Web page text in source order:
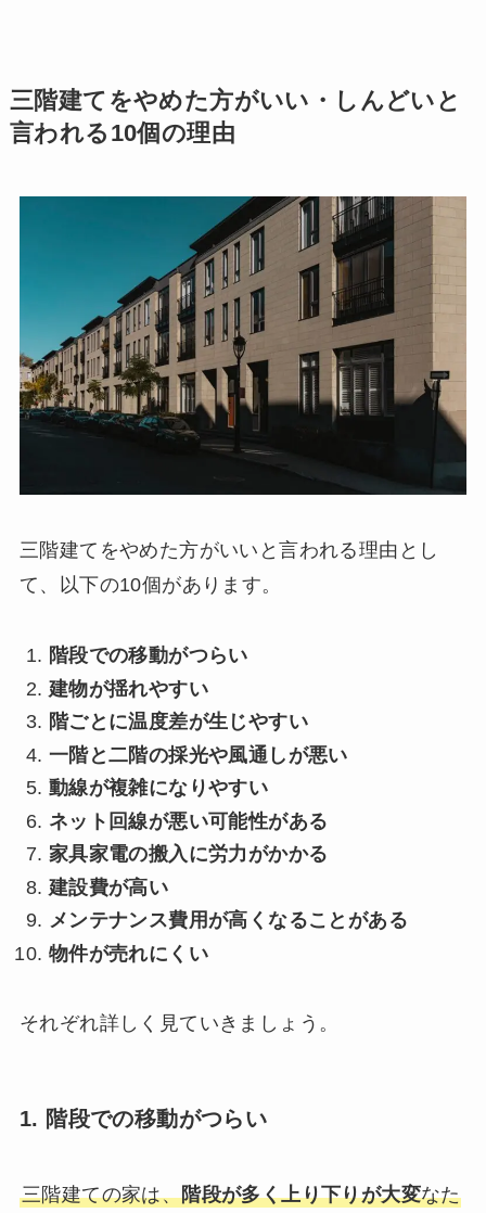
三階建てをやめた方がいい・しんどいと
言われる10個の理由
三階建てをやめた方がいいと言われる理由とし
て、以下の10個があります。
階段での移動がつらい
建物が揺れやすい
階ごとに温度差が生じやすい
一階と二階の採光や風通しが悪い
動線が複雑になりやすい
ネット回線が悪い可能性がある
家具家電の搬入に労力がかかる
建設費が高い
メンテナンス費用が高くなることがある
物件が売れにくい
それぞれ詳しく見ていきましょう。
1. 階段での移動がつらい
三階建ての家は、階段が多く上り下りが大変なた